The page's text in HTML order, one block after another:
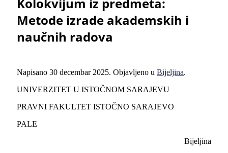
Metode izrade akademskih i
naučnih radova
Napisano 30 decembar 2025. Objavljeno u Bijeljina.
UNIVERZITET U ISTOČNOM SARAJEVU
PRAVNI FAKULTET ISTOČNO SARAJEVO
PALE
Bijeljina